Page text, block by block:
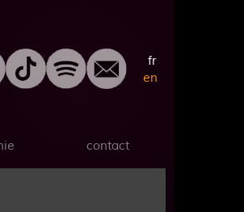
fr
en
contact